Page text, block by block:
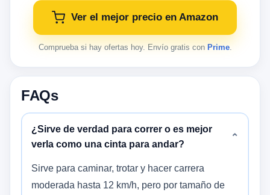
Ver el mejor precio en Amazon
Comprueba si hay ofertas hoy. Envío gratis con Prime.
FAQs
¿Sirve de verdad para correr o es mejor
verla como una cinta para andar?
⌄
Sirve para caminar, trotar y hacer carrera
moderada hasta 12 km/h, pero por tamaño de